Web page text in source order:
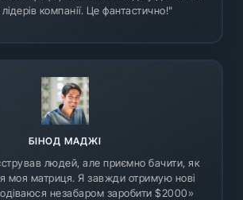
лідерів компанії. Це фантастично!"
БІНОД МАДЖІ
людей, але приємно бачити, як
моя матриця. Я завжди отримую нові
незабаром заробити $2000»